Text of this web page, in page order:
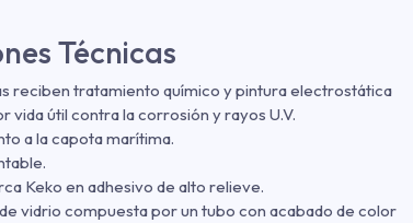
Técnicas
reciben tratamiento químico y pintura electrostática
vida útil contra la corrosión y rayos U.V.
a la capota marítima.
Keko en adhesivo de alto relieve.
vidrio compuesta por un tubo con acabado de color